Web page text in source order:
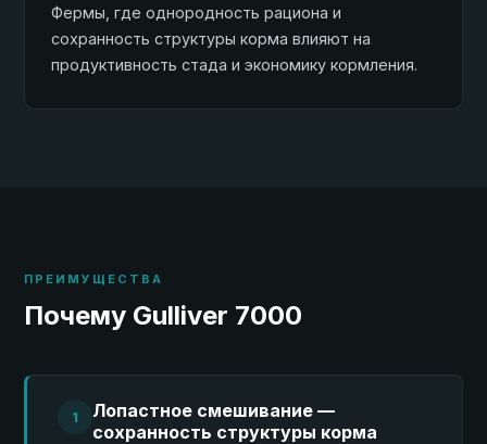
Фермы, где однородность рациона и
сохранность структуры корма влияют на
продуктивность стада и экономику кормления.
ПРЕИМУЩЕСТВА
Почему Gulliver 7000
1
Лопастное смешивание —
сохранность структуры корма